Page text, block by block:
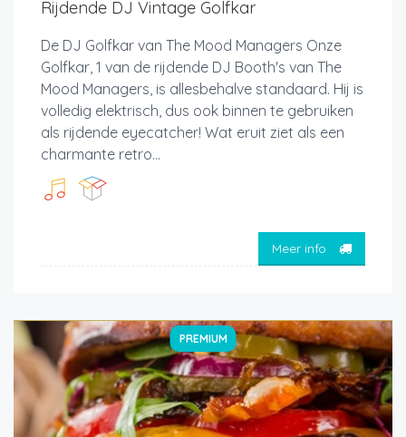
Rijdende DJ Vintage Golfkar
De DJ Golfkar van The Mood Managers Onze
Golfkar, 1 van de rijdende DJ Booth's van The
Mood Managers, is allesbehalve standaard. Hij is
volledig elektrisch, dus ook binnen te gebruiken
als rijdende eyecatcher! Wat eruit ziet als een
charmante retro...
Meer info
PREMIUM